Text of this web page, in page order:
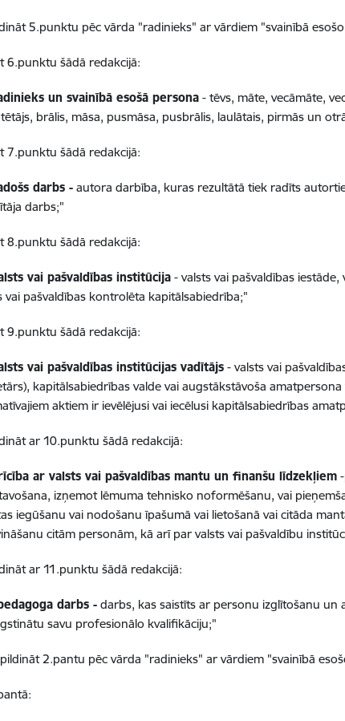
5.punktu pēc vārda "radinieks" ar vārdiem "svainībā
6.punktu šādā redakcijā:
un svainībā esošā persona - tēvs, māte, vecāmāte,
brālis, māsa, pusmāsa, pusbrālis, laulātais, pirmās un
7.punktu šādā redakcijā:
darbs - autora darbība, kuras rezultātā tiek radīts
darbs;"
8.punktu šādā redakcijā:
vai pašvaldības institūcija - valsts vai pašvaldības
vai pašvaldības kontrolēta kapitālsabiedrība;"
9.punktu šādā redakcijā:
vai pašvaldības institūcijas vadītājs - valsts vai
kapitālsabiedrības valde vai augstākstāvoša
aktiem ir ievēlējusi vai iecēlusi kapitālsabiedrības
ar 10.punktu šādā redakcijā:
ar valsts vai pašvaldības mantu un finanšu līdzekļiem
izņemot lēmuma tehnisko noformēšanu, vai
iegūšanu vai nodošanu īpašumā vai lietošanā vai citāda
citām personām, kā arī par valsts vai pašvaldību
ar 11.punktu šādā redakcijā:
darbs - darbs, kas saistīts ar personu izglītošanu un
savu profesionālo kvalifikāciju;"
2.pantu pēc vārda "radinieks" ar vārdiem "svainībā